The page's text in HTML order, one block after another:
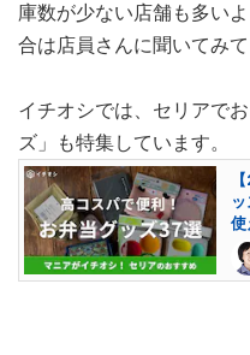
庫数が少ない店舗も多い
合は店員さんに聞いてみて
イチオシでは、セリアで
ズ」も特集しています。
使